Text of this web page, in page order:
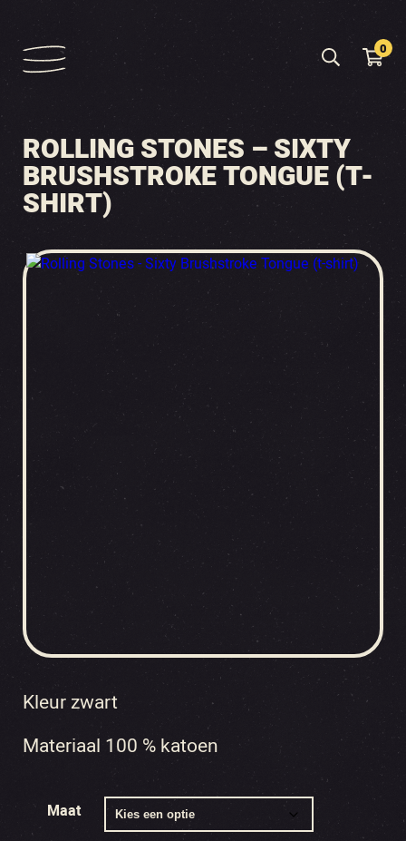
0
ROLLING STONES – SIXTY
BRUSHSTROKE TONGUE (T-
SHIRT)
Kleur zwart
Materiaal 100 % katoen
Maat